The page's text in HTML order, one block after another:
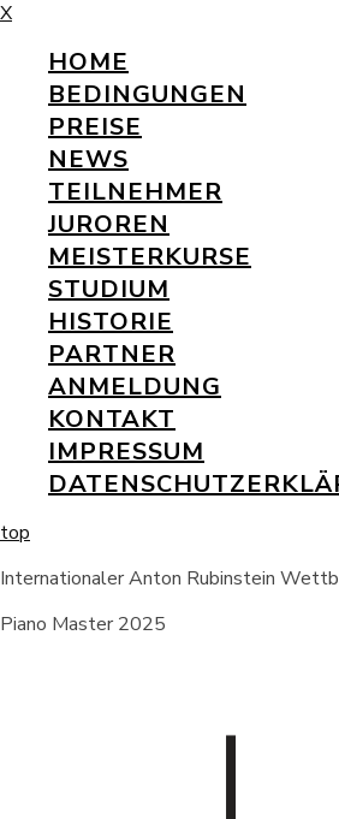
X
HOME
BEDINGUNGEN
PREISE
NEWS
TEILNEHMER
JUROREN
MEISTERKURSE
STUDIUM
HISTORIE
PARTNER
ANMELDUNG
KONTAKT
IMPRESSUM
top
Internationaler Anton Rubinstein
Piano Master 2025